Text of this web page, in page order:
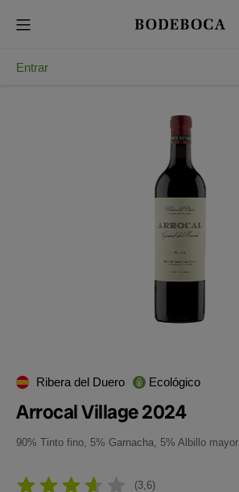
Entrar
Ribera del Duero Ecológico
Arrocal Village 2024
90% Tinto fino, 5% Garnacha, 5% Albillo mayor
3,6